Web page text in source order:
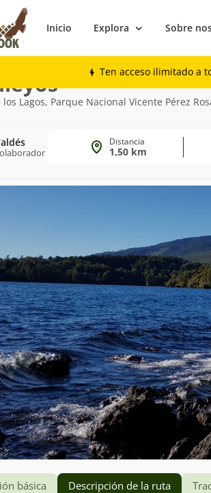
Inicio Explora Sobre
Ten acceso ilimitado a
Lagos, Parque Nacional Vicente Pérez
Distancia
1,50 km
básica Descripción de la ruta